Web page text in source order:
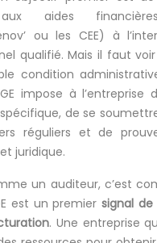
aides
ou les CEE) à
qualifié. Mais il faut
condition
impose à l’entreprise
de se
réguliers et de
juridique.
un auditeur, c’est
est un premiersignal
. Une entreprise